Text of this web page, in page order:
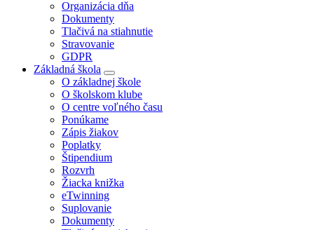
Organizácia dňa
Dokumenty
Tlačivá na stiahnutie
Stravovanie
GDPR
Základná škola
O základnej škole
O školskom klube
O centre voľného času
Ponúkame
Zápis žiakov
Poplatky
Štipendium
Rozvrh
Žiacka knižka
eTwinning
Suplovanie
Dokumenty